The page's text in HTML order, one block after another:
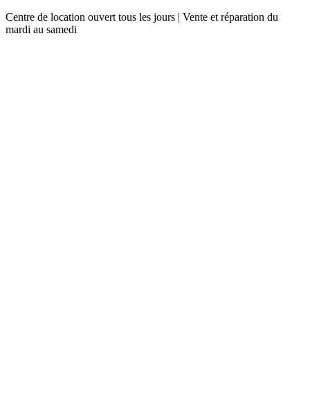
Centre de location ouvert tous les jours | Vente et réparation du
mardi au samedi